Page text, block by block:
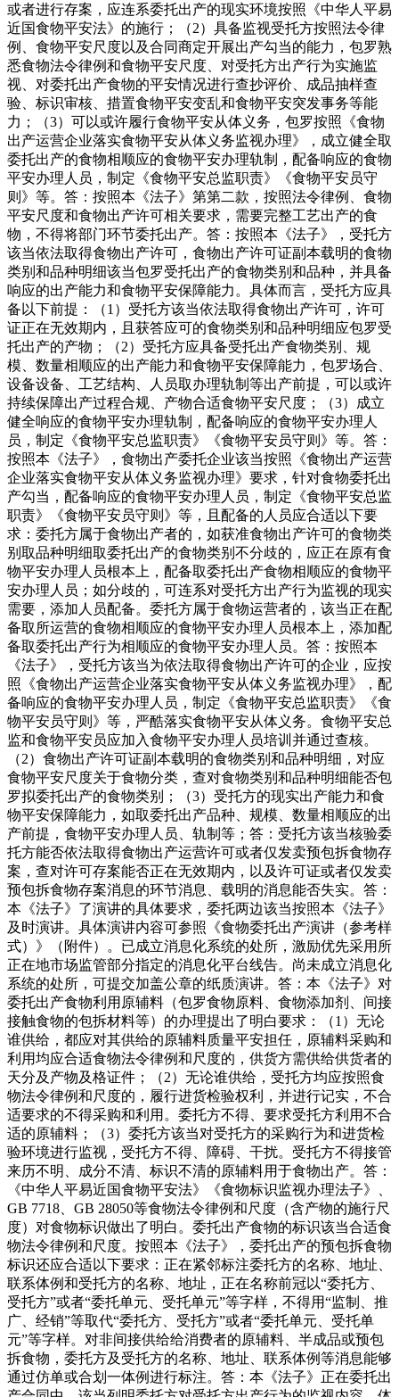
或者进行存案，应连系委托出产的现实环境按照《中华人平易
近国食物平安法》的施行；（2）具备监视受托方按照法令律
例、食物平安尺度以及合同商定开展出产勾当的能力，包罗熟
悉食物法令律例和食物平安尺度、对受托方出产行为实施监
视、对委托出产食物的平安情况进行查抄评价、成品抽样查
验、标识审核、措置食物平安变乱和食物平安突发事务等能
力；（3）可以或许履行食物平安从体义务，包罗按照《食物
出产运营企业落实食物平安从体义务监视办理》，成立健全取
委托出产的食物相顺应的食物平安办理轨制，配备响应的食物
平安办理人员，制定《食物平安总监职责》《食物平安员守
则》等。答：按照本《法子》第第二款，按照法令律例、食物
平安尺度和食物出产许可相关要求，需要完整工艺出产的食
物，不得将部门环节委托出产。答：按照本《法子》，受托方
该当依法取得食物出产许可，食物出产许可证副本载明的食物
类别和品种明细该当包罗受托出产的食物类别和品种，并具备
响应的出产能力和食物平安保障能力。具体而言，受托方应具
备以下前提：（1）受托方该当依法取得食物出产许可，许可
证正在无效期内，且获答应可的食物类别和品种明细应包罗受
托出产的产物；（2）受托方应具备受托出产食物类别、规
模、数量相顺应的出产能力和食物平安保障能力，包罗场合、
设备设备、工艺结构、人员取办理轨制等出产前提，可以或许
持续保障出产过程合规、产物合适食物平安尺度；（3）成立
健全响应的食物平安办理轨制，配备响应的食物平安办理人
员，制定《食物平安总监职责》《食物平安员守则》等。答：
按照本《法子》，食物出产委托企业该当按照《食物出产运营
企业落实食物平安从体义务监视办理》要求，针对食物委托出
产勾当，配备响应的食物平安办理人员，制定《食物平安总监
职责》《食物平安员守则》等，且配备的人员应合适以下要
求：委托方属于食物出产者的，如获准食物出产许可的食物类
别取品种明细取委托出产的食物类别不分歧的，应正在原有食
物平安办理人员根本上，配备取委托出产食物相顺应的食物平
安办理人员；如分歧的，可连系对受托方出产行为监视的现实
需要，添加人员配备。委托方属于食物运营者的，该当正在配
备取所运营的食物相顺应的食物平安办理人员根本上，添加配
备取委托出产行为相顺应的食物平安办理人员。答：按照本
《法子》，受托方该当为依法取得食物出产许可的企业，应按
照《食物出产运营企业落实食物平安从体义务监视办理》，配
备响应的食物平安办理人员，制定《食物平安总监职责》《食
物平安员守则》等，严酷落实食物平安从体义务。食物平安总
监和食物平安员应加入食物平安办理人员培训并通过查核。
（2）食物出产许可证副本载明的食物类别和品种明细，对应
食物平安尺度关于食物分类，查对食物类别和品种明细能否包
罗拟委托出产的食物类别；（3）受托方的现实出产能力和食
物平安保障能力，如取委托出产品种、规模、数量相顺应的出
产前提，食物平安办理人员、轨制等；答：受托方该当核验委
托方能否依法取得食物出产运营许可或者仅发卖预包拆食物存
案，查对许可存案能否正在无效期内，以及许可证或者仅发卖
预包拆食物存案消息的环节消息、载明的消息能否失实。答：
本《法子》了演讲的具体要求，委托两边该当按照本《法子》
及时演讲。具体演讲内容可参照《食物委托出产演讲（参考样
式）》（附件）。已成立消息化系统的处所，激励优先采用所
正在地市场监管部分指定的消息化平台线告。尚未成立消息化
系统的处所，可提交加盖公章的纸质演讲。答：本《法子》对
委托出产食物利用原辅料（包罗食物原料、食物添加剂、间接
接触食物的包拆材料等）的办理提出了明白要求：（1）无论
谁供给，都应对其供给的原辅料质量平安担任，原辅料采购和
利用均应合适食物法令律例和尺度的，供货方需供给供货者的
天分及产物及格证件；（2）无论谁供给，受托方均应按照食
物法令律例和尺度的，履行进货检验权利，并进行记实，不合
适要求的不得采购和利用。委托方不得、要求受托方利用不合
适的原辅料；（3）委托方该当对受托方的采购行为和进货检
验环境进行监视，受托方不得、障碍、干扰。受托方不得接管
来历不明、成分不清、标识不清的原辅料用于食物出产。答：
《中华人平易近国食物平安法》《食物标识监视办理法子》、
GB 7718、GB 28050等食物法令律例和尺度（含产物的施行尺
度）对食物标识做出了明白。委托出产食物的标识该当合适食
物法令律例和尺度。按照本《法子》，委托出产的预包拆食物
标识还应合适以下要求：正在紧邻标注委托方的名称、地址、
联系体例和受托方的名称、地址，正在名称前冠以“委托方、
受托方”或者“委托单元、受托单元”等字样，不得用“监制、推
广、经销”等取代“委托方、受托方”或者“委托单元、受托单
元”等字样。对非间接供给给消费者的原辅料、半成品或预包
拆食物，委托方及受托方的名称、地址、联系体例等消息能够
通过仿单或合划一体例进行标注。答：本《法子》正在委托出